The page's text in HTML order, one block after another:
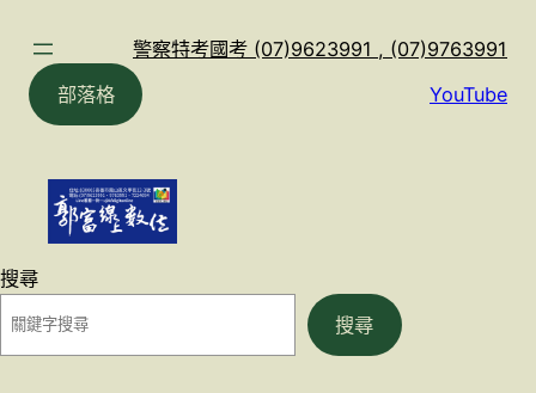
警察特考國考 (07)9623991 , (07)9763991
部落格
YouTube
搜尋
搜尋